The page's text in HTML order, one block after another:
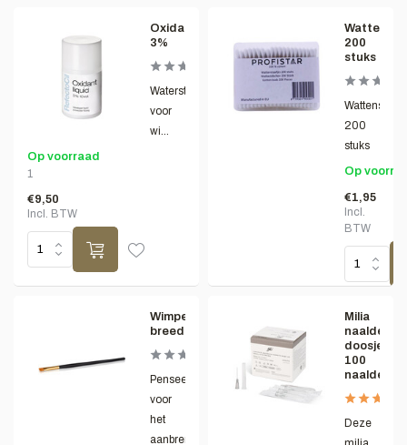
Oxidantliquid
3%
Waterstofperoxide
voor
wi...
Op voorraad
1
€9,50
Incl. BTW
200
stuks
200
stuks
Op
€1,95
Incl.
BTW
Wimper/wenkbrauwverfpenseel
breed
Penseel
voor
het
aanbreng...
Milia
naalden,
doosje
100
naalden
Deze